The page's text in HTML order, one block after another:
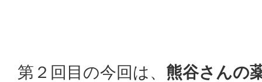
第２回目の今回は、 熊谷さんの